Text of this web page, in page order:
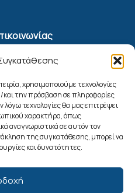
χρησιμοποιούμε τεχνολογίες
την πρόσβαση σε πληροφορίες
τεχνολογίες θα μας επιτρέψει
χαρακτήρα, όπως
αναγνωριστικά σε αυτόν τον
της συγκατάθεσης, μπορεί να
και δυνατότητες.